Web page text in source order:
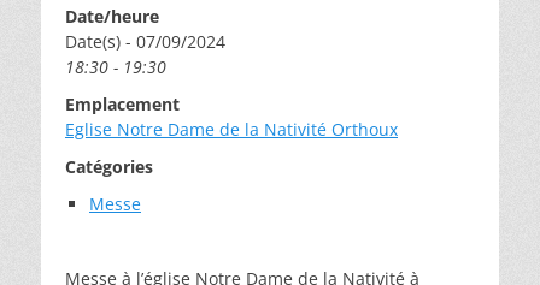
Date/heure
Date(s) - 07/09/2024
18:30 - 19:30
Emplacement
Eglise Notre Dame de la Nativité Orthoux
Catégories
Messe
Messe à l’église Notre Dame de la Nativité à